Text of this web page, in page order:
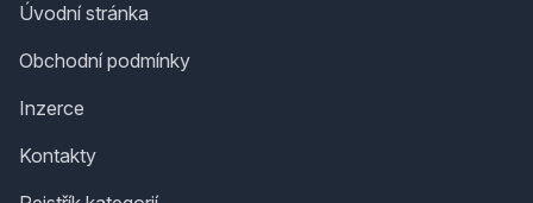
Úvodní stránka
Obchodní podmínky
Inzerce
Kontakty